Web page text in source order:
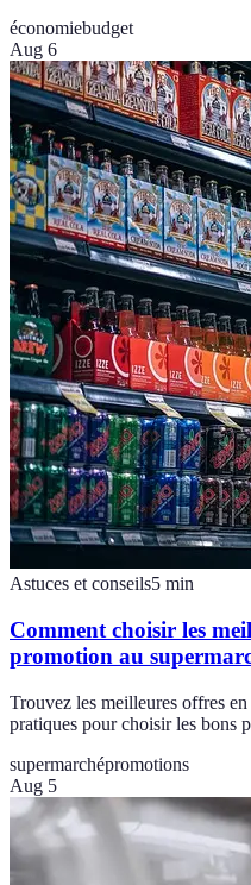
économiebudget
Aug 6
Astuces et conseils5 min
Comment choisir les
promotion au
Trouvez les meilleures offres
pratiques pour choisir les bons
supermarchépromotions
Aug 5